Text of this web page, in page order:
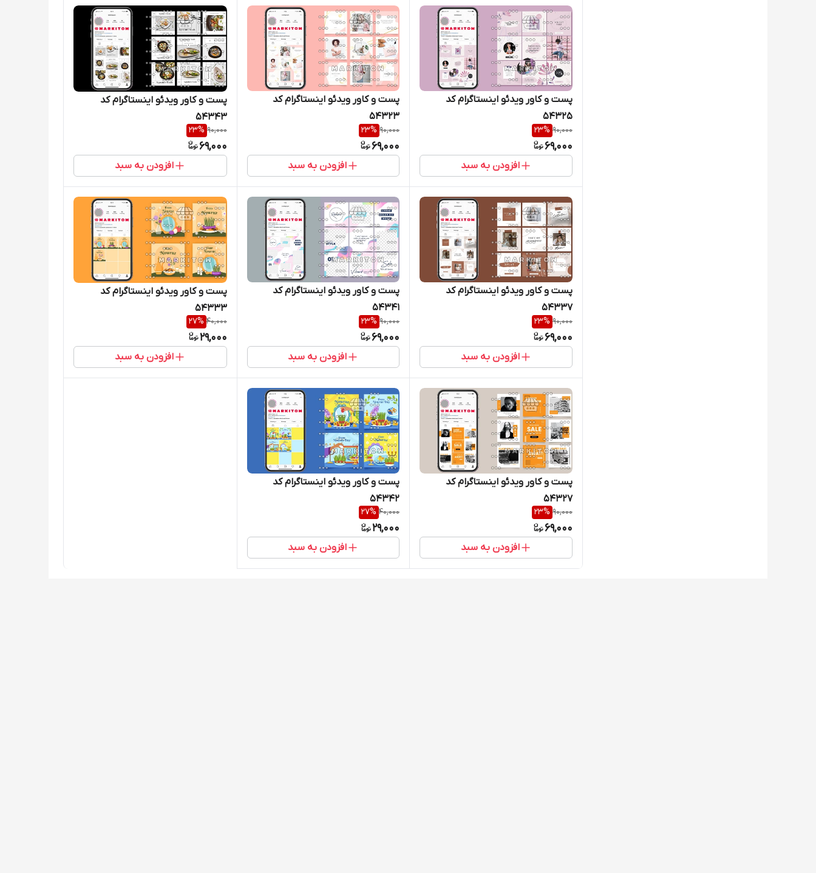
پست و کاور ویدئو اینستاگرام کد
54325
90,000
23%
69,000
افزودن به سبد
پست و کاور ویدئو اینستاگرام کد
54323
90,000
23%
69,000
افزودن به سبد
پست و کاور ویدئو اینستاگرام کد
54343
90,000
23%
69,000
افزودن به سبد
پست و کاور ویدئو اینستاگرام کد
54337
90,000
23%
69,000
افزودن به سبد
پست و کاور ویدئو اینستاگرام کد
54341
90,000
23%
69,000
افزودن به سبد
پست و کاور ویدئو اینستاگرام کد
54333
40,000
27%
29,000
افزودن به سبد
پست و کاور ویدئو اینستاگرام کد
54327
90,000
23%
69,000
افزودن به سبد
پست و کاور ویدئو اینستاگرام کد
54342
40,000
27%
29,000
افزودن به سبد